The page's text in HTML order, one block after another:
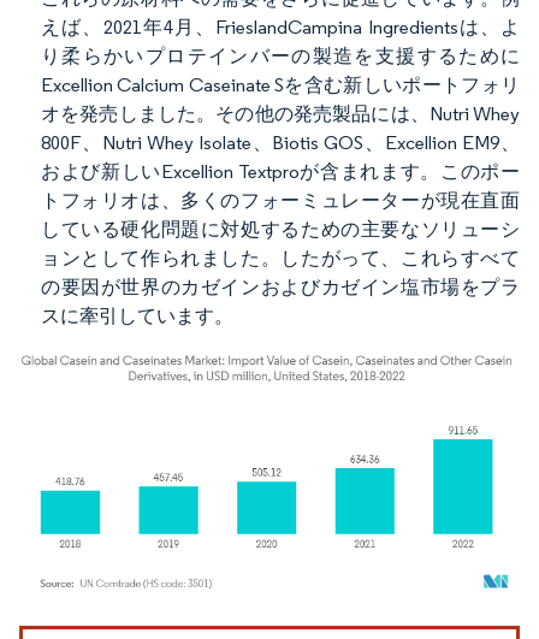
えば、2021年4月、FrieslandCampina Ingredientsは、よ
り柔らかいプロテインバーの製造を支援するために
Excellion Calcium Caseinate Sを含む新しいポートフォリ
オを発売しました。その他の発売製品には、Nutri Whey
800F、Nutri Whey Isolate、Biotis GOS、Excellion EM9、
および新しいExcellion Textproが含まれます。このポー
トフォリオは、多くのフォーミュレーターが現在直面
している硬化問題に対処するための主要なソリューシ
ョンとして作られました。したがって、これらすべて
の要因が世界のカゼインおよびカゼイン塩市場をプラ
スに牽引しています。
画像 © Mordor Intelligence。再利用にはCC BY 4.0の表示が必要です。